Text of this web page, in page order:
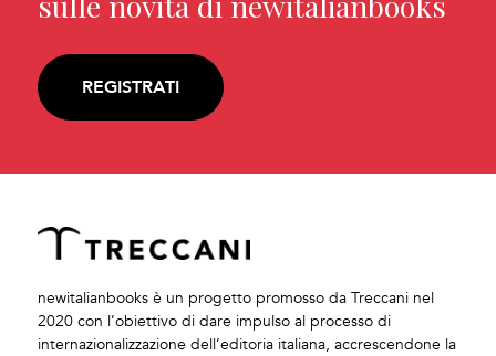
REGISTRATI
newitalianbooks è un progetto promosso da Treccani nel
2020 con l’obiettivo di dare impulso al processo di
internazionalizzazione dell’editoria italiana, accrescendone la